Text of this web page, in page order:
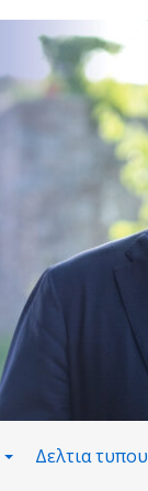
Δελτια τυπου